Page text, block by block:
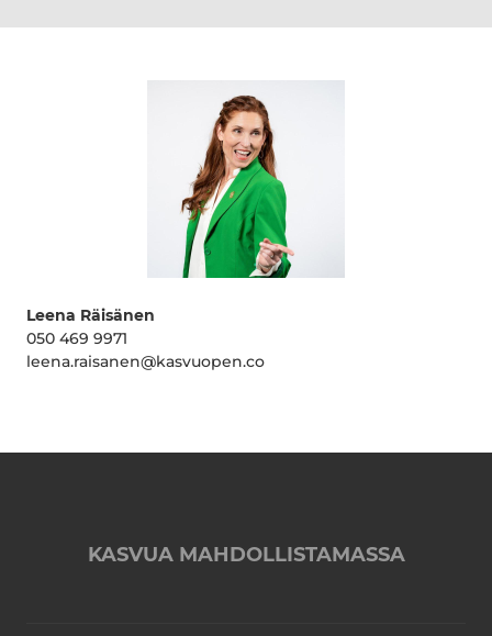
Leena Räisänen
050 469 9971
leena.raisanen@kasvuopen.co
KASVUA MAHDOLLISTAMASSA